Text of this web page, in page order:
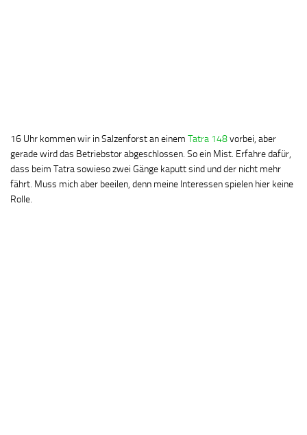
16 Uhr kommen wir in Salzenforst an einem Tatra 148vorbei, aber
gerade wird das Betriebstor abgeschlossen. So ein Mist. Erfahre dafür,
dass beim Tatra sowieso zwei Gänge kaputt sind und der nicht mehr
fährt. Muss mich aber beeilen, denn meine Interessen spielen hier keine
Rolle.